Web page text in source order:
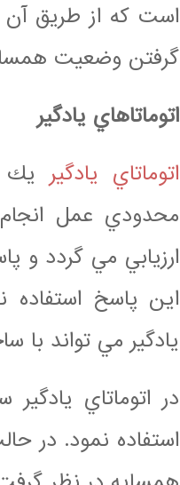
است كه از طريق آن
گرفتن وضعيت
اتوماتاهاي يادگير
اتوماتاي يادگير يك
محدودي عمل
ارزيابي مي گردد و
اين پاسخ استفاده
يادگير مي تواند با
در اتوماتاي
استفاده نمود. در